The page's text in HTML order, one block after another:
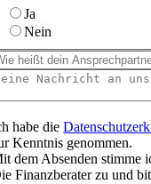
Ja
Nein
habe die
Kenntnis genommen.
dem Absenden stimme
Finanzberater zu und